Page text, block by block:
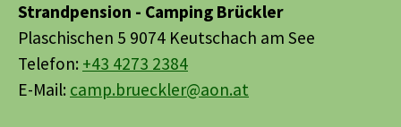
Strandpension - Camping Brückler
Plaschischen 5 9074 Keutschach am See
Telefon: +43 4273 2384
E-Mail: camp.brueckler@aon.at